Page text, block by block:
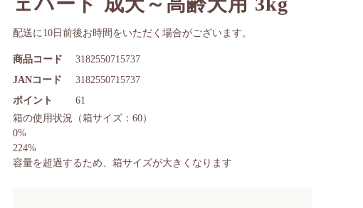
配送に10日前後お時間をいただく場合がございます。
商品コード 3182550715737
ポイント 61
JANコード 3182550715737
箱の使用状況 （箱サイズ：60）
0%
224%
容量を超過するため、箱サイズが大きくなります